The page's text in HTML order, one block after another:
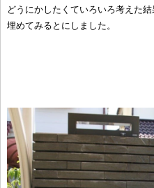
どうにかしたくていろいろ考えた
埋めてみるとにしました。